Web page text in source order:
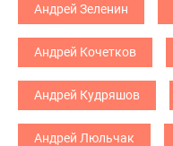
Андрей Зеленин
Андрей Кочетков
Андрей Кудряшов
Андрей Люльчак